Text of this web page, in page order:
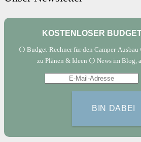
KOSTENLOSER
⚪️ Budget-Rechner für den Camper-
zu Plänen & Ideen ⚪️ News im Blog,